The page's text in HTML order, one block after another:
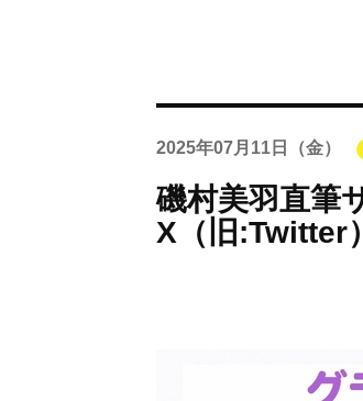
2025年07月11日 （金）
磯村美羽直筆
X（旧:Twitter